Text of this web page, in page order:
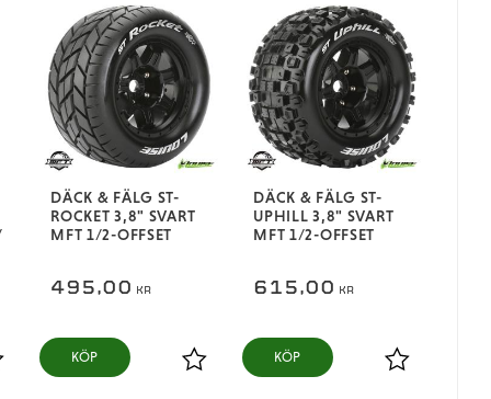
till i favoriter
DÄCK & FÄLG ST-
ROCKET 3,8" SVART
MFT 1/2-OFFSET
495,00 KR
Lägg till i favoriter
KÖP
DÄCK & FÄLG ST-
UPHILL 3,8" SVART
MFT 1/2-OFFSET
615,00 KR
Lägg till i
KÖP